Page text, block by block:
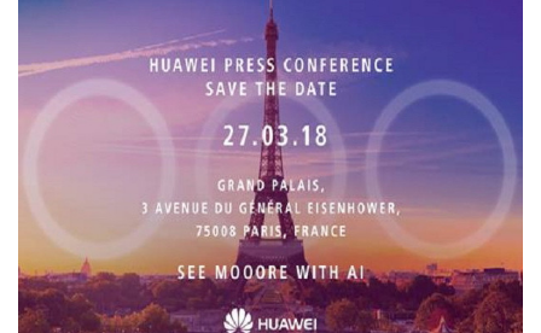
EduTech
Enterprise Digital Transformation
特集